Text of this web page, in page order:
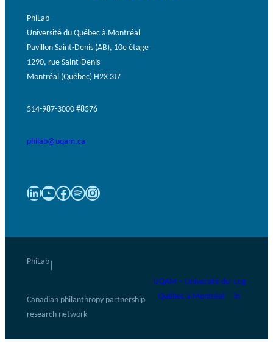
PhiLab
Université du Québec à Montréal
Pavillon Saint-Denis (AB), 10e étage
1290, rue Saint-Denis
Montréal (Québec) H2X 3J7
514-987-3000 #8576
philab@uqam.ca
LinkedIn YouTube Facebook Spotify Instagram
PhiLab
Canadian philanthropy partnership
research network
UQAM – Université du
Québec à Montréal
Log
in